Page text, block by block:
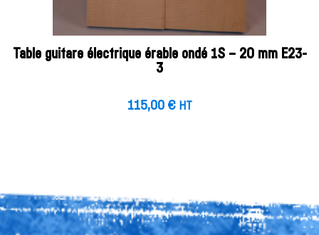
Table guitare électrique érable ondé 1S – 20 mm E23-
3
115,00 € HT